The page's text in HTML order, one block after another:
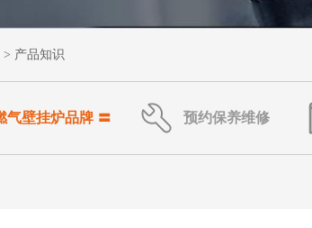
> 产品知识
气壁挂炉品牌 〓 预约保养维修